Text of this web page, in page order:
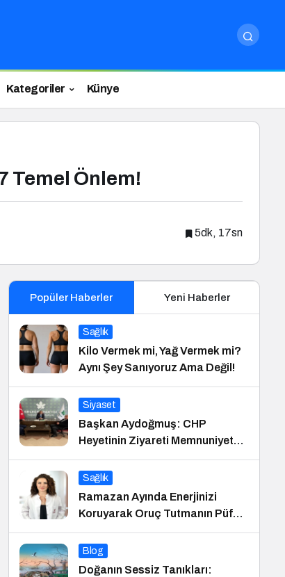
Kategoriler Künye
Temel Önlem!
5dk, 17sn
Popüler Haberler Yeni Haberler
Sağlık
Kilo Vermek mi, Yağ Vermek mi?
Aynı Şey Sanıyoruz Ama Değil!
Siyaset
Başkan Aydoğmuş: CHP
Heyetinin Ziyareti Memnuniyet
Verici
Sağlık
Ramazan Ayında Enerjinizi
Koruyarak Oruç Tutmanın Püf
Noktaları
Blog
Doğanın Sessiz Tanıkları: